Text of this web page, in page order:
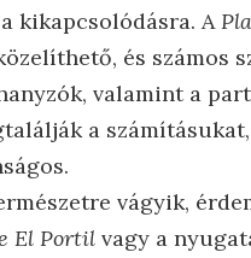
kikapcsolódásra. A
és számos
valamint a
a
vágyik,
El Portil vagy a